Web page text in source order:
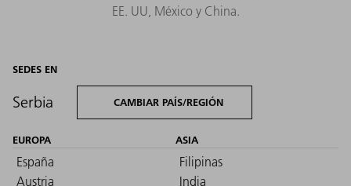
EE. UU, México y China.
SEDES EN
Serbia CAMBIAR PAÍS/REGIÓN
EUROPA
España
Austria
ASIA
Filipinas
India